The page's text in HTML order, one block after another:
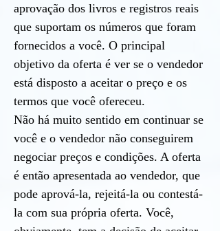
aprovação dos livros e registros reais
que suportam os números que foram
fornecidos a você. O principal
objetivo da oferta é ver se o vendedor
está disposto a aceitar o preço e os
termos que você ofereceu.
Não há muito sentido em continuar se
você e o vendedor não conseguirem
negociar preços e condições. A oferta
é então apresentada ao vendedor, que
pode aprová-la, rejeitá-la ou contestá-
la com sua própria oferta. Você,